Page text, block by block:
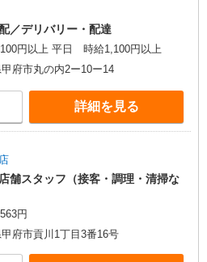
／デリバリー・配達
円以上 平日 時給1,100円以上
府市丸の内2ー10ー14
詳細を見る
舗スタッフ（接客・調理・清掃な
円
府市貢川1丁目3番16号